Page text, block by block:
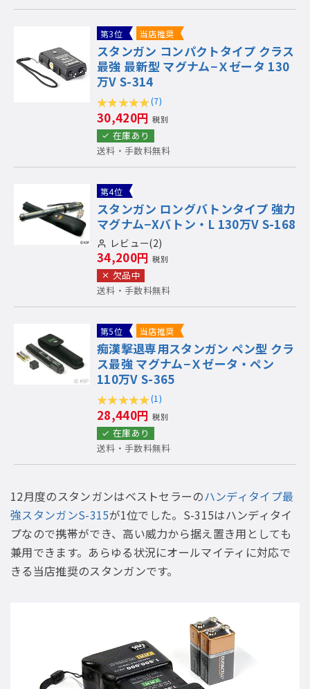
第3位 当店推奨
スタンガン コンパクトタイプ クラス
最強 最新型 マグナム−Ｘゼータ 130
万V S-314
(7)
30,420円 税別
在庫あり
送料・手数料無料
第4位
スタンガン ロングバトンタイプ 強力
マグナム−Xバトン・L 130万V S-168
レビュー(2)
34,200円 税別
欠品中
送料・手数料無料
第5位 当店推奨
痴漢撃退専用スタンガン ペン型 クラ
ス最強 マグナム−Ｘゼータ・ペン
110万V S-365
(1)
28,440円 税別
在庫あり
送料・手数料無料
12月度のスタンガンはベストセラーのハンディタイプ最
強スタンガンS-315が1位でした。S-315はハンディタイ
プなので携帯ができ、高い威力から据え置き用としても
兼用できます。あらゆる状況にオールマイティに対応で
きる当店推奨のスタンガンです。